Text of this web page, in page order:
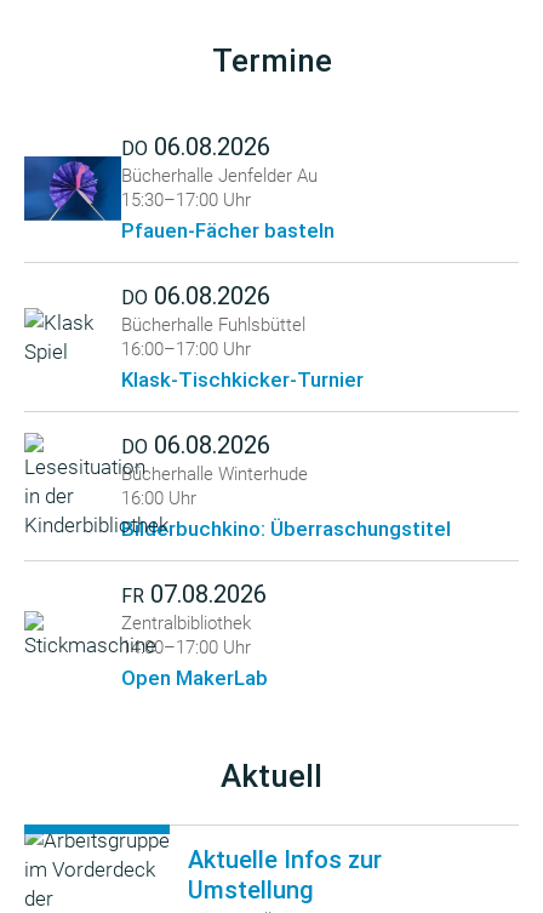
Termine
DO 06.08.2026
Bücherhalle Jenfelder Au
15:30–17:00 Uhr
Pfauen-Fächer basteln
DO 06.08.2026
Bücherhalle Fuhlsbüttel
16:00–17:00 Uhr
Klask-Tischkicker-Turnier
DO 06.08.2026
Bücherhalle Winterhude
16:00 Uhr
Bilderbuchkino: Überraschungstitel
FR 07.08.2026
Zentralbibliothek
14:00–17:00 Uhr
Open MakerLab
Aktuell
Aktuelle Infos zur
Umstellung